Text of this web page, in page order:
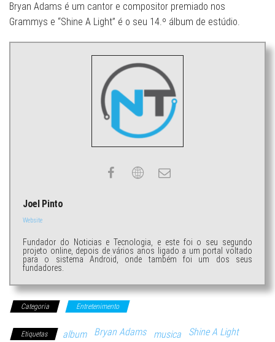
Bryan Adams é um cantor e compositor premiado nos
Grammys e “Shine A Light” é o seu 14.º álbum de estúdio.
Joel Pinto
Website
Fundador do Noticias e Tecnologia, e este foi o seu segundo
projeto online, depois de vários anos ligado a um portal voltado
para o sistema Android, onde também foi um dos seus
fundadores.
Categoria Entretenimento
Etiquetas album Bryan Adams musica Shine A Light